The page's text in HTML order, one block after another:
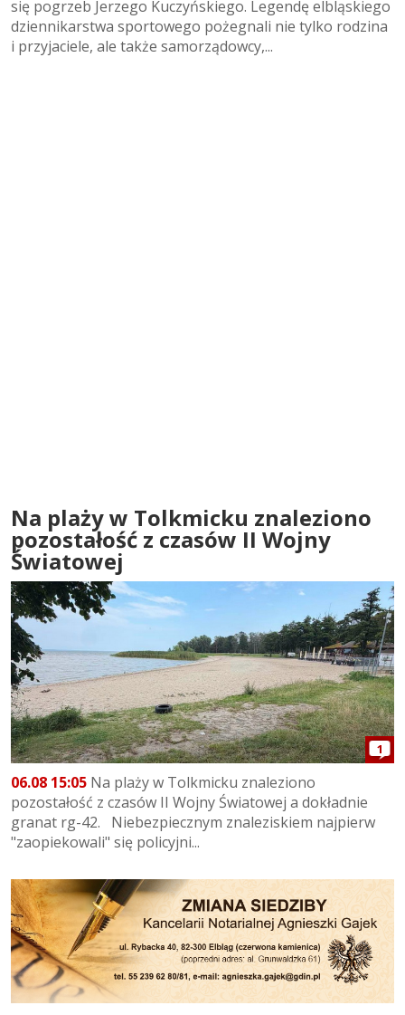
się pogrzeb Jerzego Kuczyńskiego. Legendę elbląskiego
dziennikarstwa sportowego pożegnali nie tylko rodzina
i przyjaciele, ale także samorządowcy,...
Na plaży w Tolkmicku znaleziono
pozostałość z czasów II Wojny
Światowej
1
06.08 15:05 Na plaży w Tolkmicku znaleziono
pozostałość z czasów II Wojny Światowej a dokładnie
granat rg-42. Niebezpiecznym znaleziskiem najpierw
"zaopiekowali" się policyjni...